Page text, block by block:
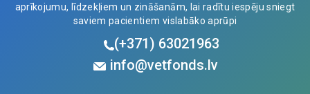
aprīkojumu, līdzekļiem un zināšanām, lai radītu iespēju sniegt
saviem pacientiem vislabāko aprūpi
(+371) 63021963
info@vetfonds.lv